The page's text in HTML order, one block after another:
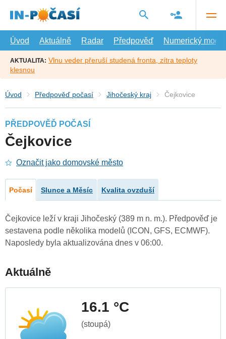
hlavní
Úvod
Aktuálně Radar Předpověď Numerický model
AKTUALITA: Vlnu veder přeruší studená fronta, zítra teploty
klesnou
Úvod Předpověď počasí Jihočeský kraj Čejkovice
PŘEDPOVĚĎ POČASÍ
Čejkovice
Označit jako domovské město
Počasí Slunce a Měsíc Kvalita ovzduší
Čejkovice leží v kraji Jihočeský (389 m n. m.). Předpověď je
sestavena podle několika modelů (ICON, GFS, ECMWF).
Naposledy byla aktualizována dnes v 06:00.
Aktuálně
16.1 °C
(stoupá)